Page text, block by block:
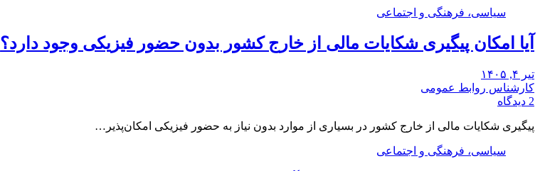
سیاسی، فرهنگی و اجتماعی
آیا امکان پیگیری شکایات مالی از خارج کشور بدون حضور فیزیکی وجود دارد؟
تیر ۴, ۱۴۰۵
کارشناس روابط عمومی
2 دیدگاه
پیگیری شکایات مالی از خارج کشور در بسیاری از موارد بدون نیاز به حضور فیزیکی امکان‌پذیر…
سیاسی، فرهنگی و اجتماعی